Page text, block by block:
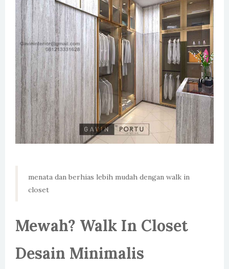
menata dan berhias lebih mudah dengan walk in
closet
Mewah? Walk In Closet
Desain Minimalis